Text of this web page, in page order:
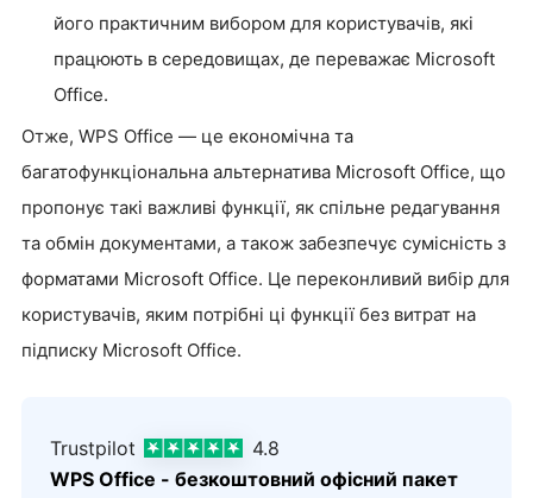
його практичним вибором для користувачів, які
працюють в середовищах, де переважає Microsoft
Office.
Отже, WPS Office — це економічна та
багатофункціональна альтернатива Microsoft Office, що
пропонує такі важливі функції, як спільне редагування
та обмін документами, а також забезпечує сумісність з
форматами Microsoft Office. Це переконливий вибір для
користувачів, яким потрібні ці функції без витрат на
підписку Microsoft Office.
Trustpilot
4.8
WPS Office - безкоштовний офісний пакет